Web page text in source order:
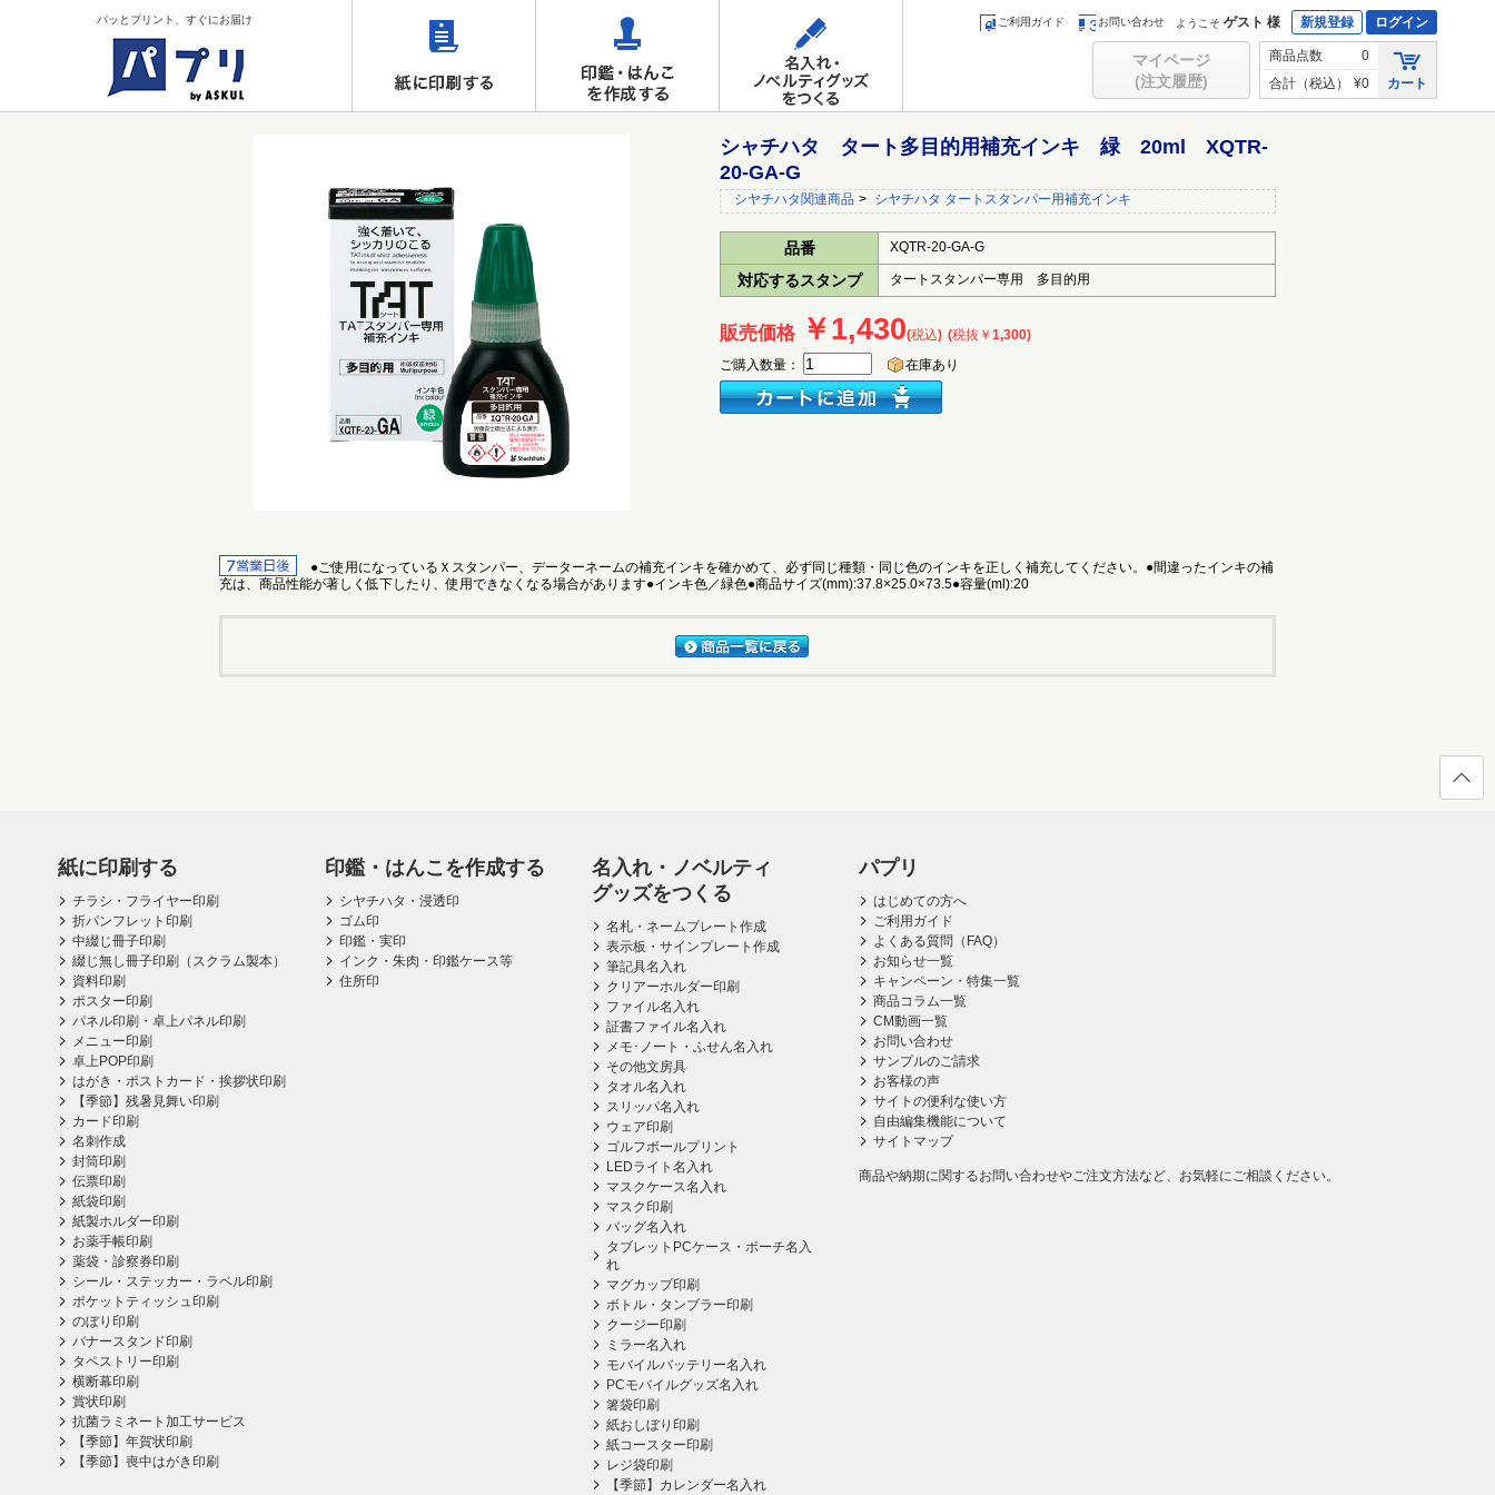
パッとプリント、すぐにお届け ご利用ガイド お問い合わせ ようこそ ゲスト 様 新規登録 ログイン
マイページ
(注文履歴)
商品点数
0
合計（税込）
¥0 カート
シャチハタ タート多目的用補充インキ 緑 20ml XQTR-
20-GA-G
シヤチハタ関連商品 > シヤチハタ タートスタンパー用補充インキ
品番 XQTR-20-GA-G
対応するスタンプ タートスタンパー専用 多目的用
販売価格 ￥1,430(税込) (税抜￥1,300)
ご購入数量： 在庫あり
●ご使用になっているＸスタンパー、データーネームの補充インキを確かめて、必ず同じ種類・同じ色のインキを正しく補充してください。●間違ったインキの補
充は、商品性能が著しく低下したり、使用できなくなる場合があります●インキ色／緑色●商品サイズ(mm):37.8×25.0×73.5●容量(ml):20
紙に印刷する
チラシ・フライヤー印刷
折パンフレット印刷
中綴じ冊子印刷
綴じ無し冊子印刷（スクラム製本）
資料印刷
ポスター印刷
パネル印刷・卓上パネル印刷
メニュー印刷
卓上POP印刷
はがき・ポストカード・挨拶状印刷
【季節】残暑見舞い印刷
カード印刷
名刺作成
封筒印刷
伝票印刷
紙袋印刷
紙製ホルダー印刷
お薬手帳印刷
薬袋・診察券印刷
シール・ステッカー・ラベル印刷
ポケットティッシュ印刷
のぼり印刷
バナースタンド印刷
タペストリー印刷
横断幕印刷
賞状印刷
抗菌ラミネート加工サービス
【季節】年賀状印刷
【季節】喪中はがき印刷
印鑑・はんこを作成する
シヤチハタ・浸透印
ゴム印
印鑑・実印
インク・朱肉・印鑑ケース等
住所印
名入れ・ノベルティ
グッズをつくる
名札・ネームプレート作成
表示板・サインプレート作成
筆記具名入れ
クリアーホルダー印刷
ファイル名入れ
証書ファイル名入れ
メモ･ノート・ふせん名入れ
その他文房具
タオル名入れ
スリッパ名入れ
ウェア印刷
ゴルフボールプリント
LEDライト名入れ
マスクケース名入れ
マスク印刷
バッグ名入れ
タブレットPCケース・ポーチ名入
れ
マグカップ印刷
ボトル・タンブラー印刷
クージー印刷
ミラー名入れ
モバイルバッテリー名入れ
PCモバイルグッズ名入れ
箸袋印刷
紙おしぼり印刷
紙コースター印刷
レジ袋印刷
【季節】カレンダー名入れ
パプリ
はじめての方へ
ご利用ガイド
よくある質問（FAQ）
お知らせ一覧
キャンペーン・特集一覧
商品コラム一覧
CM動画一覧
お問い合わせ
サンプルのご請求
お客様の声
サイトの便利な使い方
自由編集機能について
サイトマップ
商品や納期に関するお問い合わせやご注文方法など、お気軽にご相談ください。